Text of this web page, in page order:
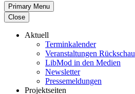
Primary Menu
Close
Aktuell
Termin­ka­lender
Veran­stal­tungen Rückschau
LibMod in den Medien
Newsletter
Presse­mel­dungen
Projekt­seiten